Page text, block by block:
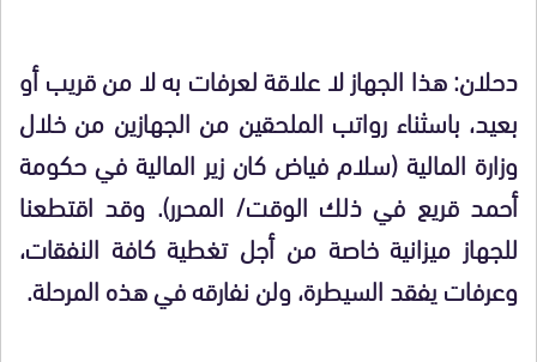
دحلان: هذا الجهاز لا علاقة لعرفات به لا من قريب أو
بعيد، باسثناء رواتب الملحقين من الجهازين من خلال
وزارة المالية (سلام فياض كان زير المالية في حكومة
أحمد قريع في ذلك الوقت/ المحرر). وقد اقتطعنا
للجهاز ميزانية خاصة من أجل تغطية كافة النفقات،
وعرفات يفقد السيطرة، ولن نفارقه في هذه المرحلة.